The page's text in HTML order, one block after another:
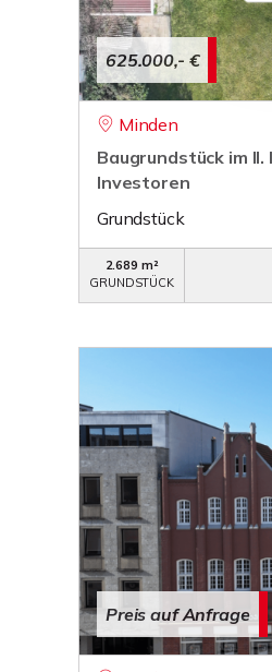
625.000,- €
Minden
Baugrundstück im
Investoren
Grundstück
2.689 m²
GRUNDSTÜCK
Preis auf Anfrage